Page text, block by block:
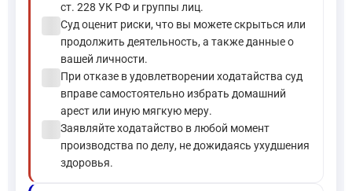
ст. 228 УК РФ и группы лиц.
Суд оценит риски, что вы можете скрыться или
продолжить деятельность, а также данные о
вашей личности.
При отказе в удовлетворении ходатайства суд
вправе самостоятельно избрать домашний
арест или иную мягкую меру.
Заявляйте ходатайство в любой момент
производства по делу, не дожидаясь ухудшения
здоровья.